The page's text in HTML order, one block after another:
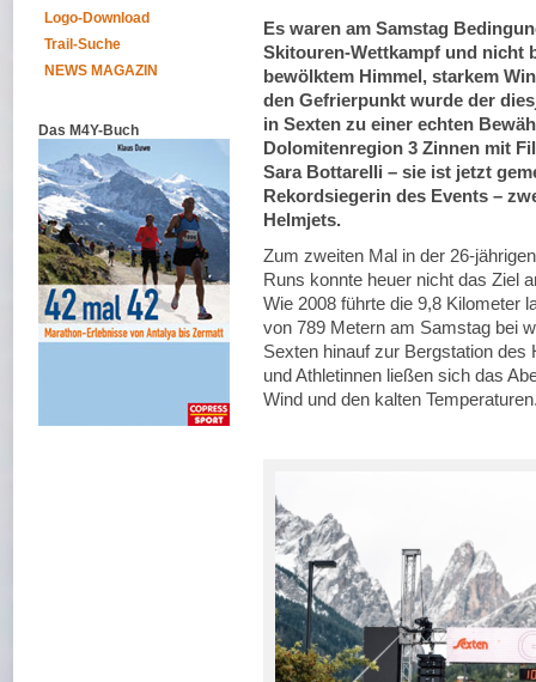
Logo-Download
Trail-Suche
NEWS MAGAZIN
Das M4Y-Buch
Es waren am Samstag
Skitouren-Wettkampf und nicht
bewölktem Himmel, starkem
den Gefrierpunkt wurde der
in Sexten zu einer echten
Dolomitenregion 3 Zinnen mit
Sara Bottarelli – sie ist jetzt
Rekordsiegerin des Events –
Helmjets.
Zum zweiten Mal in der 26-
Runs konnte heuer nicht das Ziel
Wie 2008 führte die 9,8 Kilometer
von 789 Metern am Samstag bei
Sexten hinauf zur Bergstation
und Athletinnen ließen sich das
Wind und den kalten